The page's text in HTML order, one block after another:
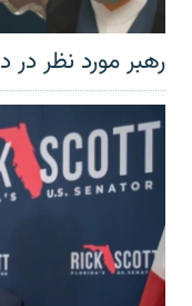
رهبر مورد نظر